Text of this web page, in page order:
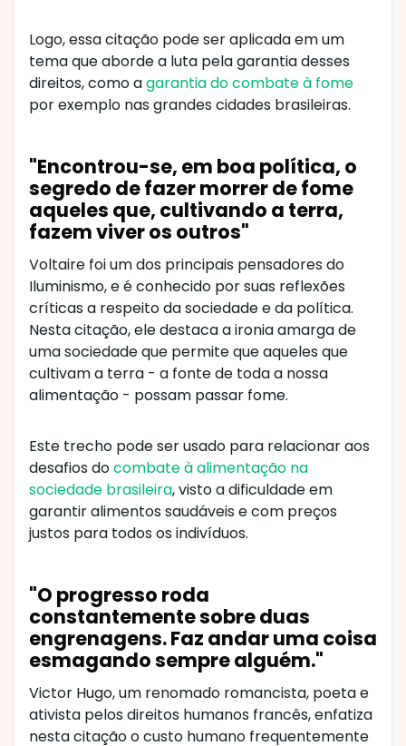
Logo, essa citação pode ser aplicada em um
tema que aborde a luta pela garantia desses
direitos, como agarantia do combate à fome
por exemplo nas grandes cidades brasileiras.
"Encontrou-se, em boa política, o
segredo de fazer morrer de fome
aqueles que, cultivando a terra,
fazem viver os outros"
Voltaire foi um dos principais pensadores do
Iluminismo, e é conhecido por suas reflexões
críticas a respeito da sociedade e da política.
Nesta citação, ele destaca a ironia amarga de
uma sociedade que permite que aqueles que
cultivam a terra - a fonte de toda a nossa
alimentação - possam passar fome.
Este trecho pode ser usado para relacionar aos
desafios docombate à alimentação na
sociedade brasileira, visto a dificuldade em
garantir alimentos saudáveis e com preços
justos para todos os indivíduos.
"O progresso roda
constantemente sobre duas
engrenagens. Faz andar uma coisa
esmagando sempre alguém."
Victor Hugo, um renomado romancista, poeta e
ativista pelos direitos humanos francês, enfatiza
nesta citação o custo humano frequentemente